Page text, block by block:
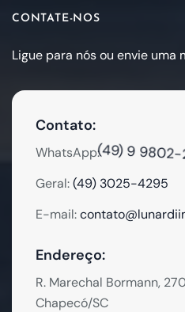
CONTATE-NOS
Ligue para nós ou envie uma
Contato:
WhatsApp:(49) 9
Geral:(49) 3025-4295
E-mail:
Endereço:
R. Marechal Bormann,
Chapecó/SC